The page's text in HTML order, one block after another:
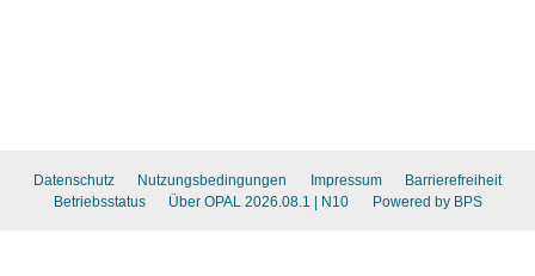
Datenschutz Nutzungsbedingungen Impressum
Barrierefreiheit
Betriebsstatus
Über OPAL 2026.08.1 | N10 Powered by BPS